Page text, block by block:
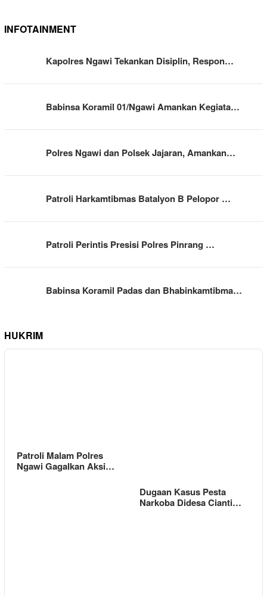
INFOTAINMENT
Kapolres Ngawi Tekankan Disiplin, Respon…
Babinsa Koramil 01/Ngawi Amankan Kegiata…
Polres Ngawi dan Polsek Jajaran, Amankan…
Patroli Harkamtibmas Batalyon B Pelopor …
Patroli Perintis Presisi Polres Pinrang …
Babinsa Koramil Padas dan Bhabinkamtibma…
HUKRIM
Patroli Malam Polres
Ngawi Gagalkan Aksi…
Dugaan Kasus Pesta
Narkoba Didesa Cianti…